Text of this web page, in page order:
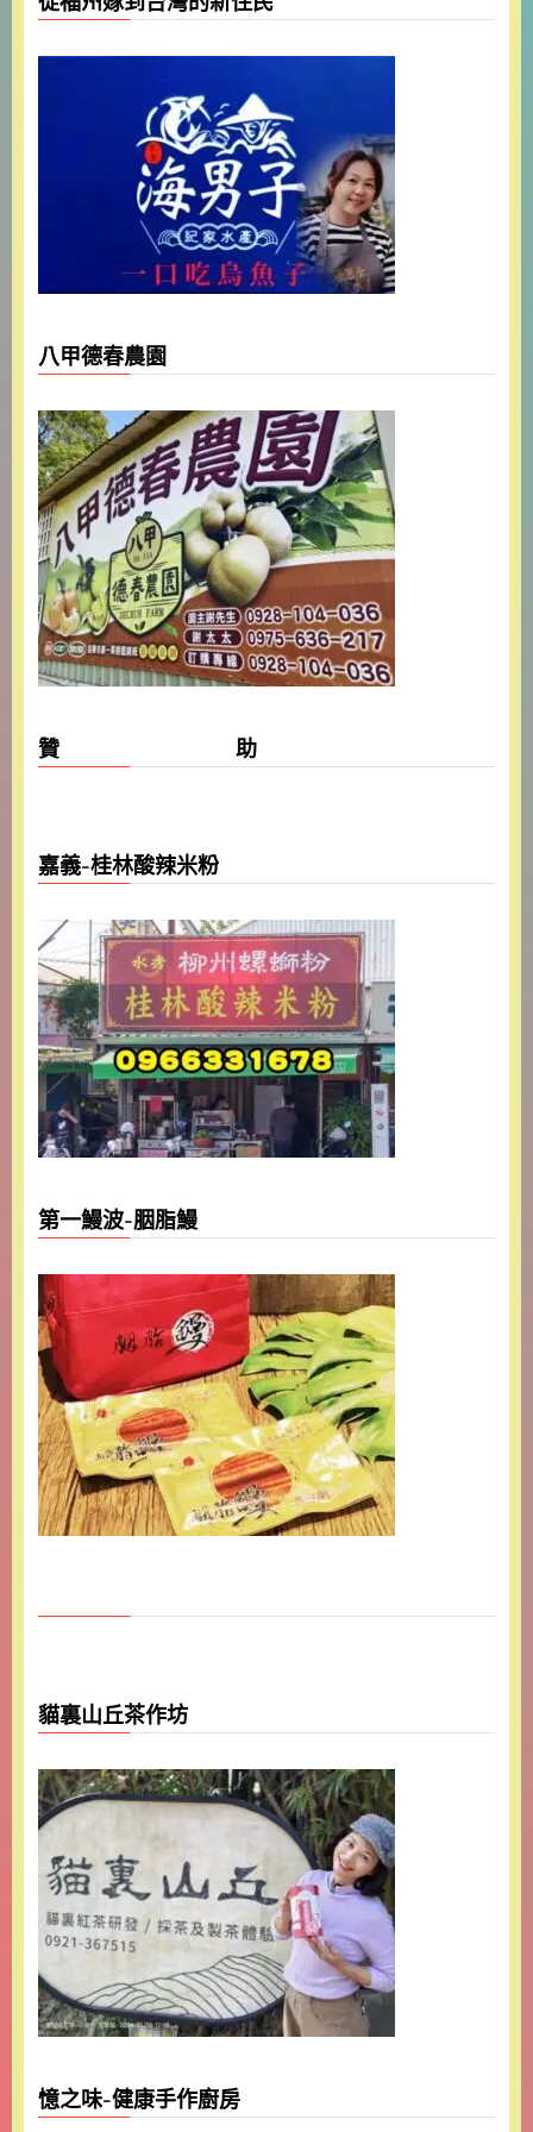
八甲德春農園
贊 助
嘉義-桂林酸辣米粉
第一鰻波-胭脂鰻
貓裏山丘茶作坊
憶之味-健康手作廚房